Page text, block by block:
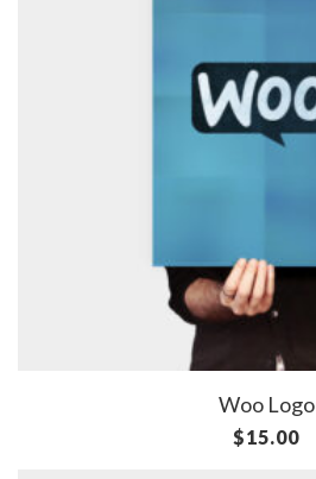
Woo Logo
$15.00